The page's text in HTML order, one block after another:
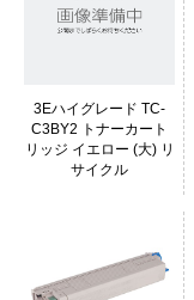
3Eハイグレード TC-
C3BY2 トナーカート
リッジ イエロー (大) リ
サイクル